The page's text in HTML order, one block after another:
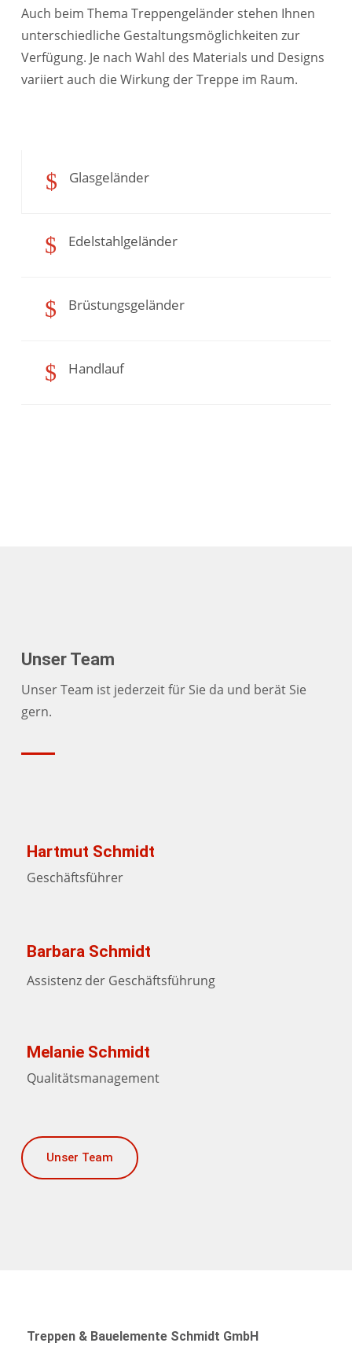
Auch beim Thema Treppengeländer stehen Ihnen
unterschiedliche Gestaltungsmöglichkeiten zur
Verfügung. Je nach Wahl des Materials und Designs
variiert auch die Wirkung der Treppe im Raum.
$ Glasgeländer
$ Edelstahlgeländer
$ Brüstungsgeländer
$ Handlauf
Unser Team
Unser Team ist jederzeit für Sie da und berät Sie
gern.
Hartmut Schmidt
Geschäftsführer
Barbara Schmidt
Assistenz der Geschäftsführung
Melanie Schmidt
Qualitätsmanagement
Unser Team
Treppen & Bauelemente Schmidt GmbH